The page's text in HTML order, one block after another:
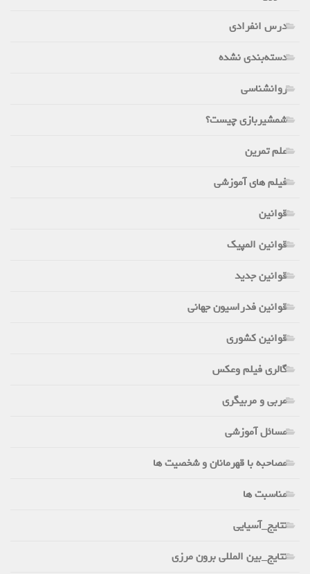
درس انفرادی
دسته‌بندی نشده
روانشناسی
شمشیربازی چیست؟
علم تمرین
فیلم های آموزشی
قوانین
قوانین المپیک
قوانین جدید
قوانین فدراسیون جهانی
قوانین کشوری
گالری فیلم وعکس
مربی و مربیگری
مسائل آموزشی
مصاحبه با قهرمانان و شخصیت ها
مناسبت ها
نتایج_آسیایی
نتایج_بین المللی برون مرزی